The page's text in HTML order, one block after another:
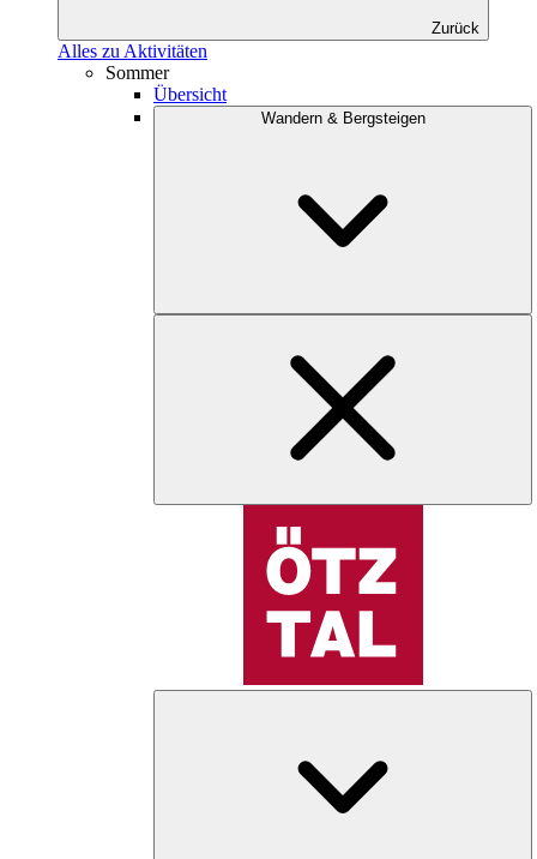
Zurück
Alles zu Aktivitäten
Sommer
Übersicht
Wandern & Bergsteigen